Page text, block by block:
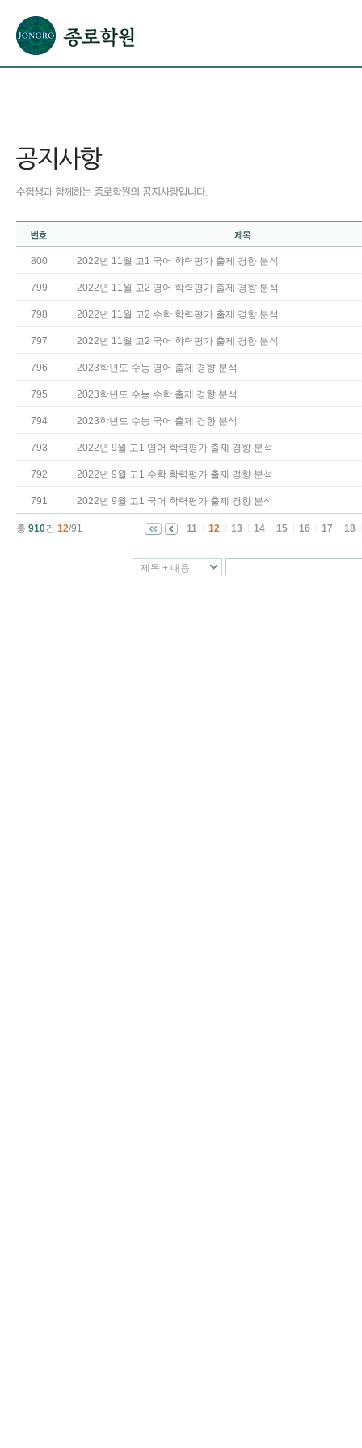
800 2022년 11월 고1 국어 학력평가 출제 경향 분석
799 2022년 11월 고2 영어 학력평가 출제 경향 분석
798 2022년 11월 고2 수학 학력평가 출제 경향 분석
797 2022년 11월 고2 국어 학력평가 출제 경향 분석
796 2023학년도 수능 영어 출제 경향 분석
795 2023학년도 수능 수학 출제 경향 분석
794 2023학년도 수능 국어 출제 경향 분석
793 2022년 9월 고1 영어 학력평가 출제 경향 분석
792 2022년 9월 고1 수학 학력평가 출제 경향 분석
791 2022년 9월 고1 국어 학력평가 출제 경향 분석
총 910건 12/91 11 12 13 14 15 16 17 18
제목 + 내용